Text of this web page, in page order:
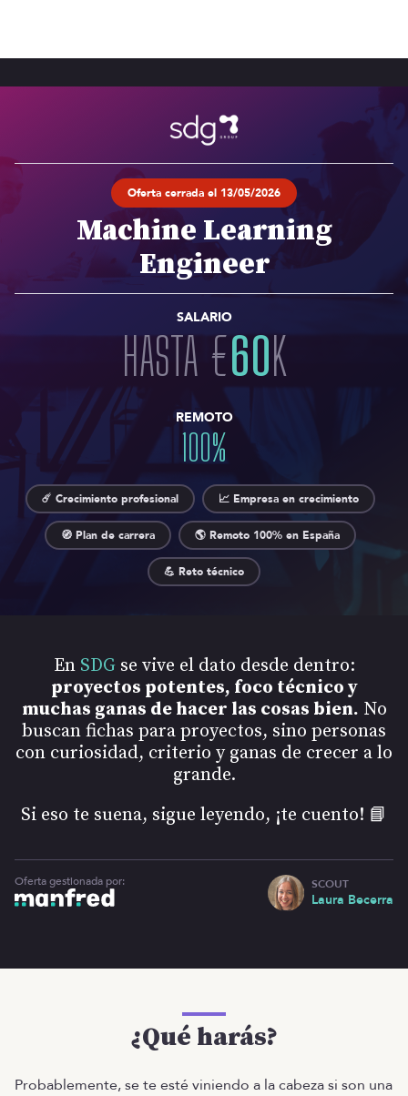
Oferta cerrada el 13/05/2026
Machine Learning
Engineer
SALARIO
HASTA €60K
REMOTO
100%
☄️ Crecimiento profesional 📈 Empresa en crecimiento
🧭 Plan de carrera 🌎 Remoto 100% en España
💪 Reto técnico
En SDG se vive el dato desde dentro:
proyectos potentes, foco técnico y
muchas ganas de hacer las cosas bien. No
buscan fichas para proyectos, sino personas
con curiosidad, criterio y ganas de crecer a lo
grande.
Si eso te suena, sigue leyendo, ¡te cuento! 📘
Oferta gestionada por: SCOUT
Laura Becerra
¿Qué harás?
Probablemente, se te esté viniendo a la cabeza si son una